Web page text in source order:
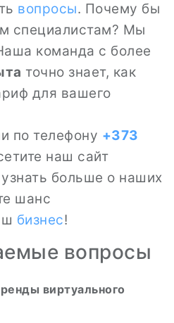
вопросы. Почему бы
специалистам? Мы
команда с более
точно знает, как
для вашего
по телефону +373
наш сайт
больше о наших
шанс
бизнес!
вопросы
виртуального